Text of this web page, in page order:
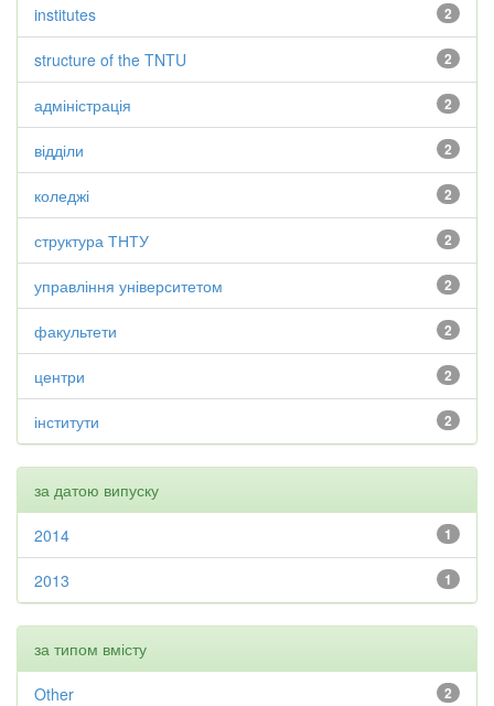
2
institutes
2
structure of the TNTU
2
адміністрація
2
відділи
2
коледжі
2
структура ТНТУ
2
управління університетом
2
факультети
2
центри
2
інститути
за датою випуску
1
2014
1
2013
за типом вмісту
2
Other